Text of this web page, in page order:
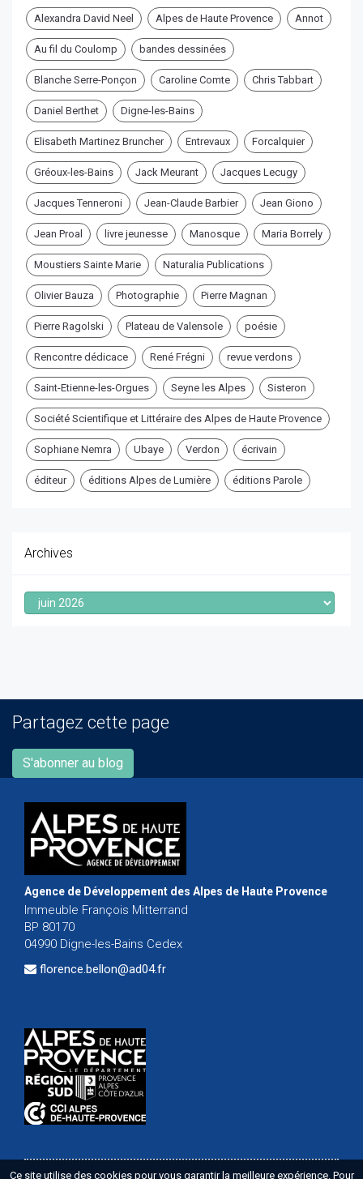
Alexandra David Neel Alpes de Haute Provence Annot
Au fil du Coulomp bandes dessinées
Blanche Serre-Ponçon Caroline Comte Chris Tabbart
Daniel Berthet Digne-les-Bains
Elisabeth Martinez Bruncher Entrevaux Forcalquier
Gréoux-les-Bains Jack Meurant Jacques Lecugy
Jacques Tenneroni Jean-Claude Barbier Jean Giono
Jean Proal livre jeunesse Manosque Maria Borrely
Moustiers Sainte Marie Naturalia Publications
Olivier Bauza Photographie Pierre Magnan
Pierre Ragolski Plateau de Valensole poésie
Rencontre dédicace René Frégni revue verdons
Saint-Etienne-les-Orgues Seyne les Alpes Sisteron
Société Scientifique et Littéraire des Alpes de Haute Provence
Sophiane Nemra Ubaye Verdon écrivain
éditeur éditions Alpes de Lumière éditions Parole
Archives
Archives
Partagez cette page
S'abonner au blog
Agence de Développement des Alpes de Haute Provence
Immeuble François Mitterrand
BP 80170
04990 Digne-les-Bains Cedex
florence.bellon@ad04.fr
Ce site utilise des cookies pour vous garantir la meilleure expérience. Pour